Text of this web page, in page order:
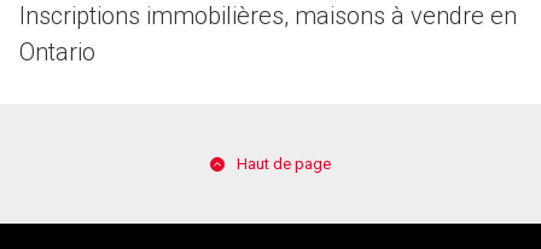
Inscriptions immobilières, maisons à vendre en
Ontario
Haut de page